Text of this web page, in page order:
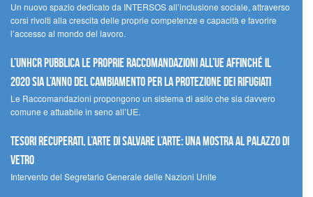
Un nuovo spazio dedicato da INTERSOS all’inclusione sociale, attraverso
corsi rivolti alla crescita delle proprie competenze e capacità e favorire
l’accesso al mondo del lavoro.
L’UNHCR pubblica le proprie raccomandazioni all’UE affinché il
2020 sia l’anno del cambiamento per la protezione dei rifugiati
Le Raccomandazioni propongono un sistema di asilo che sia davvero
comune e attuabile in seno all’UE.
Tesori recuperati, l’arte di salvare l’arte: una mostra al Palazzo di
Vetro
Intervento del Segretario Generale delle Nazioni Unite